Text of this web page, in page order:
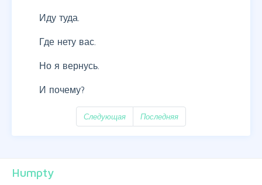
Иду туда.
Где нету вас.
Но я вернусь.
И почему?
Следующая Последняя
Humpty